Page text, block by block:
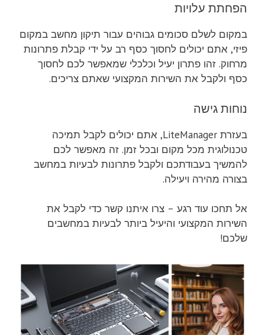
הפחתת עלויות
במקום לשלם סכומים גבוהים עבור תיקון מחשב במקום
פיזי, אתם יכולים לחסוך כסף רב על ידי קבלת פתרונות
מרחוק. זהו פתרון יעיל וכלכלי שמאפשר לכם לחסוך
כסף ולקבל את השירות המקצועי שאתם צריכים.
נוחות גישה
בעזרת LiteManager, אתם יכולים לקבל תמיכה
טכנולוגית מכל מקום ובכל זמן. זה מאפשר לכם
להמשיך בעבודתכם ולקבל פתרונות לבעיות במחשב
בצורה מהירה ויעילה.
אל תחכו עוד רגע – צרו איתנו קשר כדי לקבל את
השירות המקצועי והיעיל ביותר לבעיות במחשבים
שלכם!